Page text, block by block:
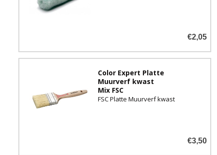
€2,05
Color Expert Platte
Muurverf kwast
Mix FSC
FSC Platte Muurverf kwast
€3,50